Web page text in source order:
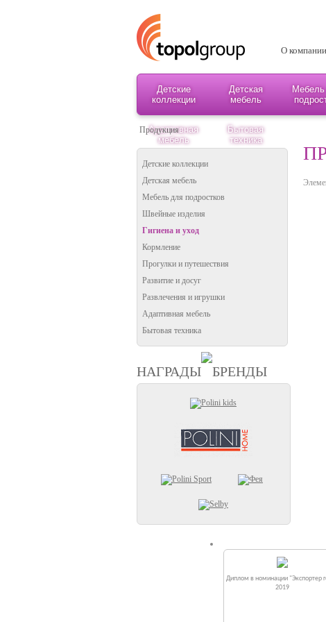
О компании
Детские
коллекции
Детская
мебель
Адаптивная
мебель
Бытовая
техника
Продукция
Детские коллекции
Детская мебель
Мебель для подростков
Швейные изделия
Гигиена и уход
Кормление
Прогулки и путешествия
Развитие и досуг
Развлечения и игрушки
Адаптивная мебель
Бытовая техника
НАГРАДЫ БРЕНДЫ
Диплом в номинации "Экспортер
2019